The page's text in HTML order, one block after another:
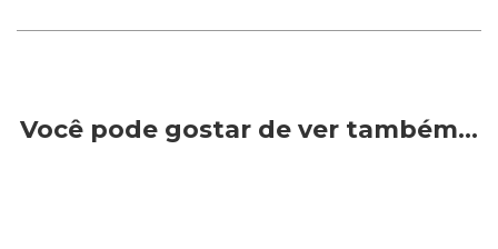
Você pode gostar de ver também…